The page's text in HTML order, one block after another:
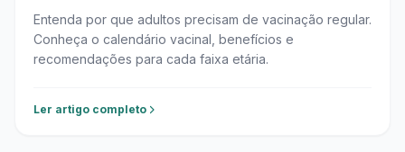
Entenda por que adultos precisam de vacinação regular.
Conheça o calendário vacinal, benefícios e
recomendações para cada faixa etária.
Ler artigo completo